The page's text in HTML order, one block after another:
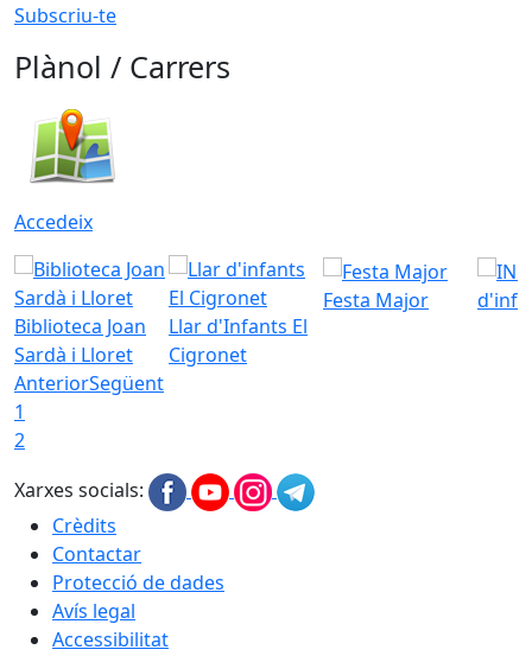
Subscriu-te
Plànol / Carrers
Accedeix
Biblioteca Joan
Sardà i Lloret
Llar d'Infants El
Cigronet
Festa Major
AnteriorSegüent
1
2
Xarxes socials:
Crèdits
Contactar
Protecció de dades
Avís legal
Accessibilitat